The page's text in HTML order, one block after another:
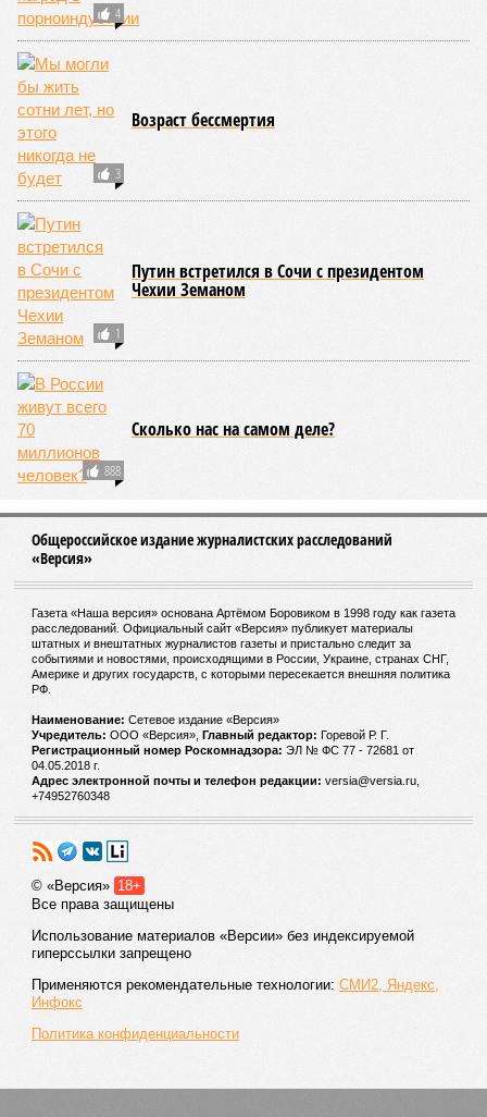
4
3
Возраст бессмертия
1
Путин встретился в Сочи с президентом
Чехии Земаном
888
Сколько нас на самом деле?
Общероссийское издание журналистских расследований
«Версия»
Газета «Наша версия» основана Артёмом Боровиком в 1998 году как газета
расследований. Официальный сайт «Версия» публикует материалы
штатных и внештатных журналистов газеты и пристально следит за
событиями и новостями, происходящими в России, Украине, странах СНГ,
Америке и других государств, с которыми пересекается внешняя политика
РФ.
Наименование: Cетевое издание «Версия»
Учредитель: ООО «Версия», Главный редактор: Горевой Р. Г.
Регистрационный номер Роскомнадзора: ЭЛ № ФС 77 - 72681 от
04.05.2018 г.
Адрес электронной почты и телефон редакции: versia@versia.ru,
+74952760348
© «Версия» 18+
Все права защищены
Использование материалов «Версии» без индексируемой
гиперссылки запрещено
Применяются рекомендательные технологии: СМИ2, Яндекс,
Инфокс
Политика конфиденциальности